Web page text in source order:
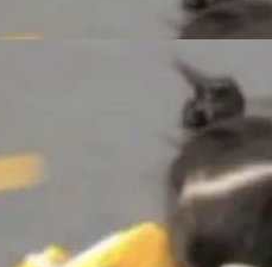
。这些后
TENT。
Mooncake T
、非零拷贝
底层基
续腾讯网平将
业研发场景的
借卓越的技术
私有化部署，
来越多企业已
工智能
《2025年人工